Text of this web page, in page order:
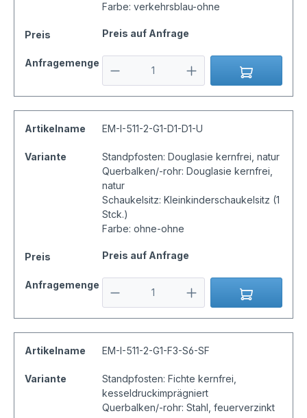
Farbe: verkehrsblau-ohne
Preis Preis auf Anfrage
Anfragemenge
Artikelname EM-I-511-2-G1-D1-D1-U
Variante
Standpfosten: Douglasie kernfrei, natur
Querbalken/-rohr: Douglasie kernfrei,
natur
Schaukelsitz: Kleinkinderschaukelsitz (1
Stck.)
Farbe: ohne-ohne
Preis Preis auf Anfrage
Anfragemenge
Artikelname EM-I-511-2-G1-F3-S6-SF
Variante
Standpfosten: Fichte kernfrei,
kesseldruckimprägniert
Querbalken/-rohr: Stahl, feuerverzinkt